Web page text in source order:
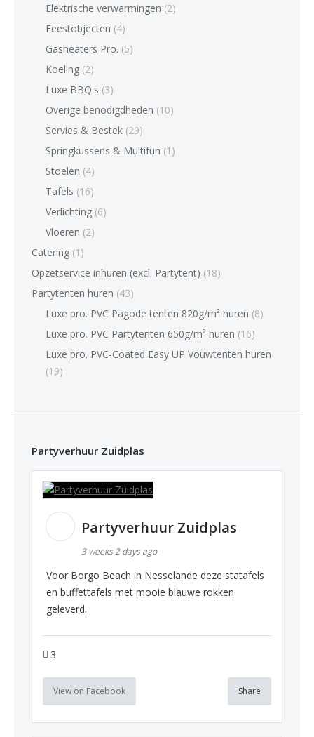
Elektrische verwarmingen (2)
Feestobjecten (4)
Gasheaters Pro. (5)
Koeling (2)
Luxe BBQ's (3)
Overige benodigdheden (10)
Servies & Bestek (29)
Springkussens & Multifun (1)
Stoelen (4)
Tafels (16)
Verlichting (6)
Vloeren (2)
Catering (1)
Opzetservice inhuren (excl. Partytent) (18)
Partytenten huren (43)
Luxe pro. PVC Pagode tenten 820g/m² huren (8)
Luxe pro. PVC Partytenten 650g/m² huren (16)
Luxe pro. PVC-Coated Easy UP Vouwtenten huren
(19)
Partyverhuur Zuidplas
Partyverhuur Zuidplas
3 weeks 2 days ago
Voor Borgo Beach in Nesselande deze statafels
en buffettafels met mooie blauwe rokken
geleverd.
3
View on Facebook Share